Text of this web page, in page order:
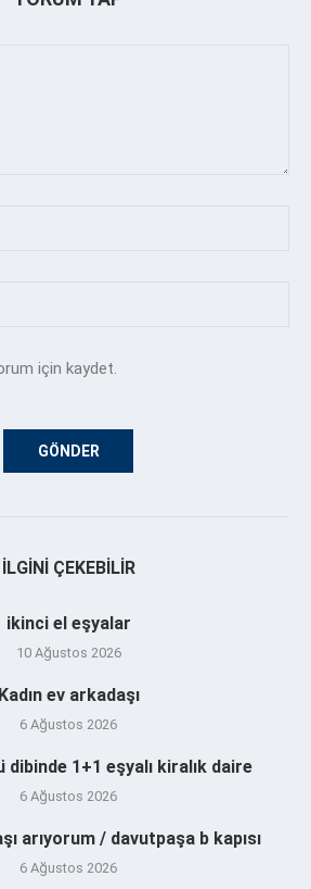
için kaydet.
İLGINI ÇEKEBILIR
ikinci el eşyalar
10 Ağustos 2026
Kadın ev arkadaşı
6 Ağustos 2026
dibinde 1+1 eşyalı kiralık daire
6 Ağustos 2026
arıyorum / davutpaşa b kapısı
6 Ağustos 2026